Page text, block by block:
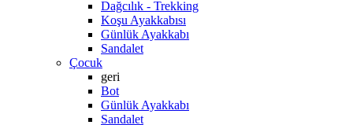
Dağcılık - Trekking
Koşu Ayakkabısı
Günlük Ayakkabı
Sandalet
Çocuk
geri
Bot
Günlük Ayakkabı
Sandalet